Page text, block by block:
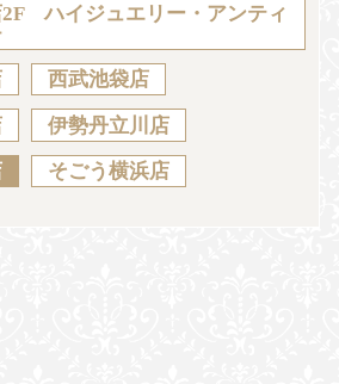
JA EN CH KO
ハイジュエリー・アンティ
西武池袋店
伊勢丹立川店
そごう横浜店